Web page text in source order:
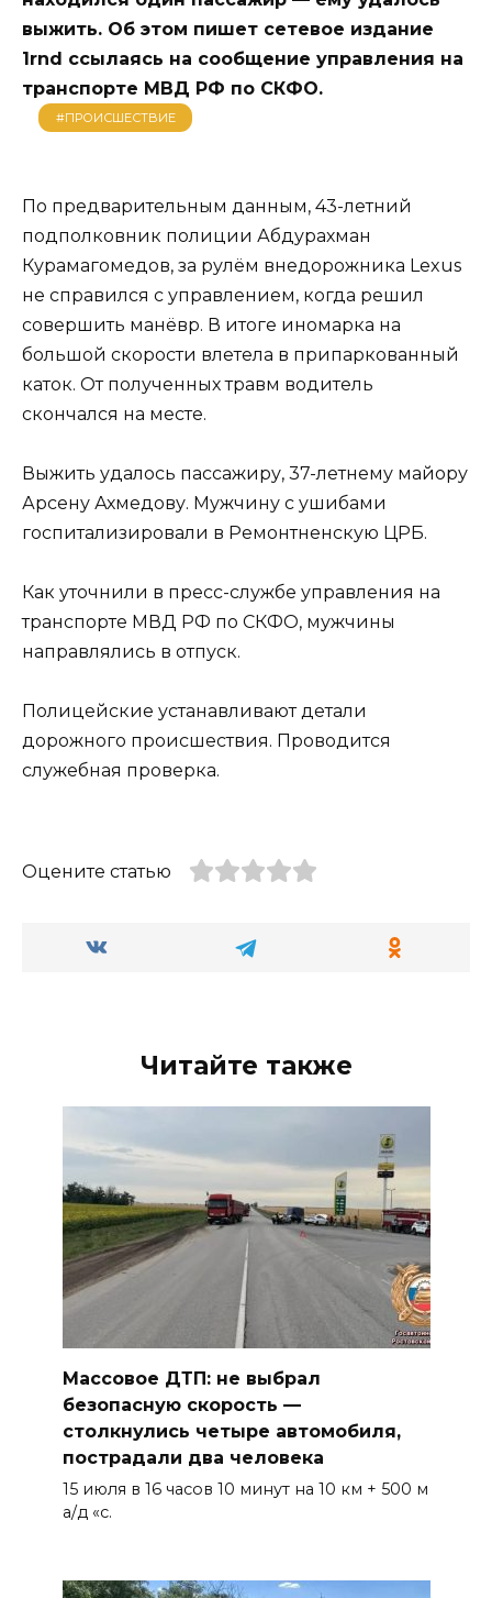
выжить. Об этом пишет сетевое издание
1rnd ссылаясь на сообщение управления на
транспорте МВД РФ по СКФО.
#ПРОИСШЕСТВИЕ
По предварительным данным, 43-летний
подполковник полиции Абдурахман
Курамагомедов, за рулём внедорожника Lexus
не справился с управлением, когда решил
совершить манёвр. В итоге иномарка на
большой скорости влетела в припаркованный
каток. От полученных травм водитель
скончался на месте.
Выжить удалось пассажиру, 37-летнему майору
Арсену Ахмедову. Мужчину с ушибами
госпитализировали в Ремонтненскую ЦРБ.
Как уточнили в пресс-службе управления на
транспорте МВД РФ по СКФО, мужчины
направлялись в отпуск.
Полицейские устанавливают детали
дорожного происшествия. Проводится
служебная проверка.
Оцените статью
Читайте также
Массовое ДТП: не выбрал
безопасную скорость —
столкнулись четыре автомобиля,
пострадали два человека
15 июля в 16 часов 10 минут на 10 км + 500 м
а/д «с.